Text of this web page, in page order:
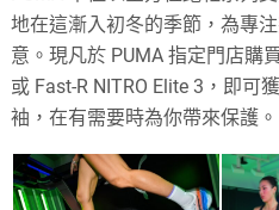
地在這漸入初冬的季節，為專
意。現凡於 PUMA 指定門店購
或 Fast-R NITRO Elite 3，即可
袖，在有需要時為你帶來保護。